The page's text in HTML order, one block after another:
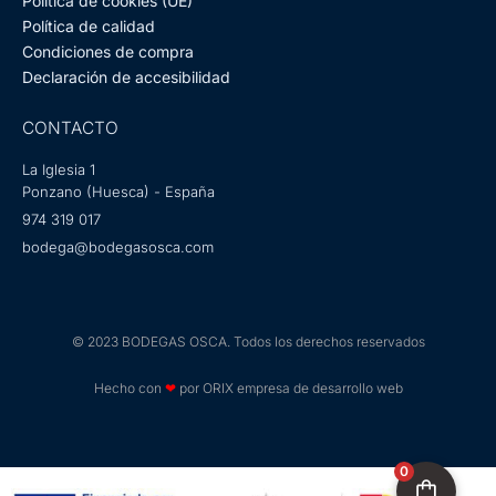
Política de calidad
Condiciones de compra
Declaración de accesibilidad
CONTACTO
La Iglesia 1
Ponzano (Huesca) - España
974 319 017
bodega@bodegasosca.com
© 2023 BODEGAS OSCA. Todos los derechos reservados
Hecho con ❤por ORIX empresa de desarrollo web
0